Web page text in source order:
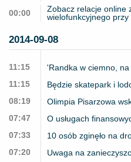
00:00
Zobacz relacje online
wielofunkcyjnego
2014-09-08
11:15
'Randka w ciemno,
11:15
Będzie skatepark i
08:19
Olimpia Pisarzowa
07:47
O usługach
07:33
10 osób zginęło na
07:20
Uwaga na